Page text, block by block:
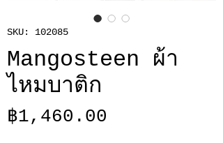
SKU: 102085
Mangosteen ผ้า
ไหมบาติก
฿1,460.00